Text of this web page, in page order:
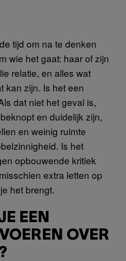
tijd om na te denken
wie het gaat: haar of zijn
relatie, en alles wat
kan zijn. Is het een
dat niet het geval is,
en duidelijk zijn,
en weinig ruimte
Is het
opbouwende kritiek
extra letten op
het brengt.
EEN
OVER